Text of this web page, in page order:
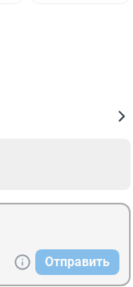
Отправить